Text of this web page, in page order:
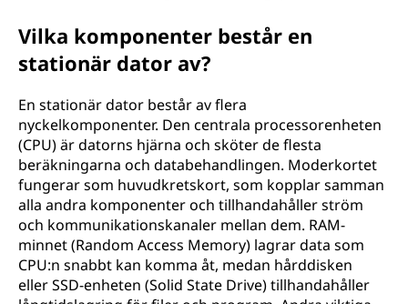
Vilka komponenter består en
stationär dator av?
En stationär dator består av flera
nyckelkomponenter. Den centrala processorenheten
(CPU) är datorns hjärna och sköter de flesta
beräkningarna och databehandlingen. Moderkortet
fungerar som huvudkretskort, som kopplar samman
alla andra komponenter och tillhandahåller ström
och kommunikationskanaler mellan dem. RAM-
minnet (Random Access Memory) lagrar data som
CPU:n snabbt kan komma åt, medan hårddisken
eller SSD-enheten (Solid State Drive) tillhandahåller